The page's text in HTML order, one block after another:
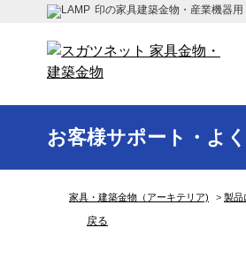
印の家具建築金物・産業機器
お客様サポート・よ
家具・建築金物（アーキテリア) > 製品
戻る